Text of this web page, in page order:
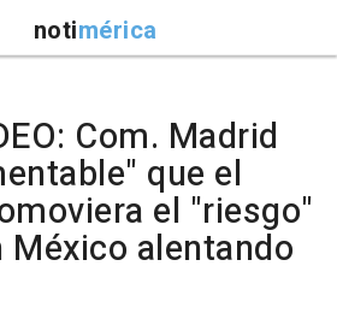
notimérica
Com. Madrid
que el
el "riesgo"
México alentando